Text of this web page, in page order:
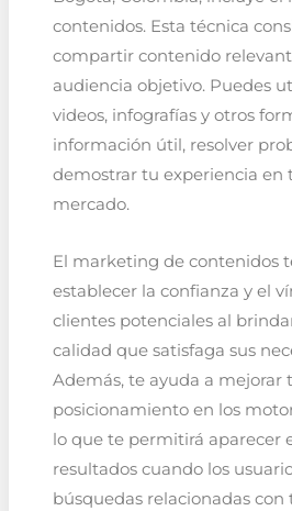
contenidos. Esta técnica
compartir contenido
audiencia objetivo. Puedes
videos, infografías y otros
información útil, resolver
demostrar tu experiencia en
mercado.
El marketing de contenidos
establecer la confianza y el
clientes potenciales al
calidad que satisfaga sus
Además, te ayuda a mejorar
posicionamiento en los
lo que te permitirá aparecer
resultados cuando los
búsquedas relacionadas con